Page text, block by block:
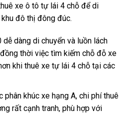
xe ô tô tự lái 4 chỗ để di
đô thị đông đúc.
dàng di chuyển và luồn lách
thời việc tìm kiếm chỗ đỗ xe
khi thuê xe tự lái 4 chỗ tại các
phân khúc xe hạng A, chi phí thuê
rất cạnh tranh, phù hợp với